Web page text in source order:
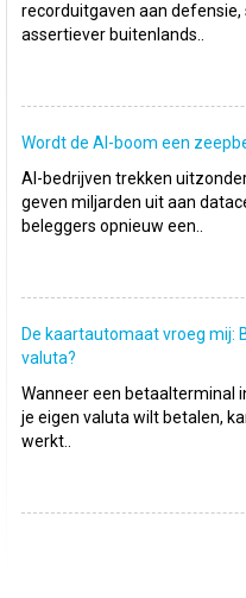
recorduitgaven aan
assertiever buitenlands..
Wordt de AI-boom een
AI-bedrijven trekken
geven miljarden uit aan
beleggers opnieuw een..
De kaartautomaat vroeg mij:
valuta?
Wanneer een betaalterminal
je eigen valuta wilt betalen,
werkt..